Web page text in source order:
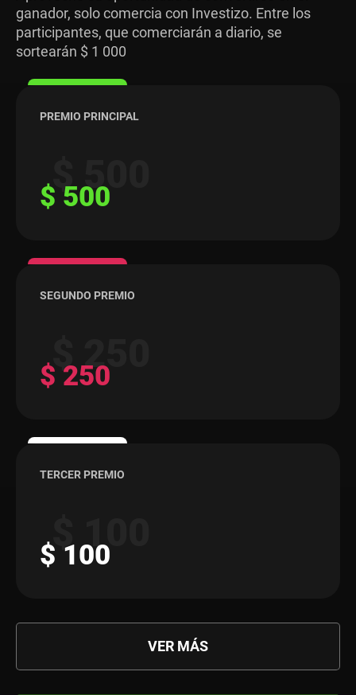
ganador, solo comercia con Investizo. Entre los
participantes, que comerciarán a diario, se
sortearán $ 1 000
PREMIO PRINCIPAL
$ 500
$ 500
SEGUNDO PREMIO
$ 250
$ 250
TERCER PREMIO
$ 100
$ 100
VER MÁS